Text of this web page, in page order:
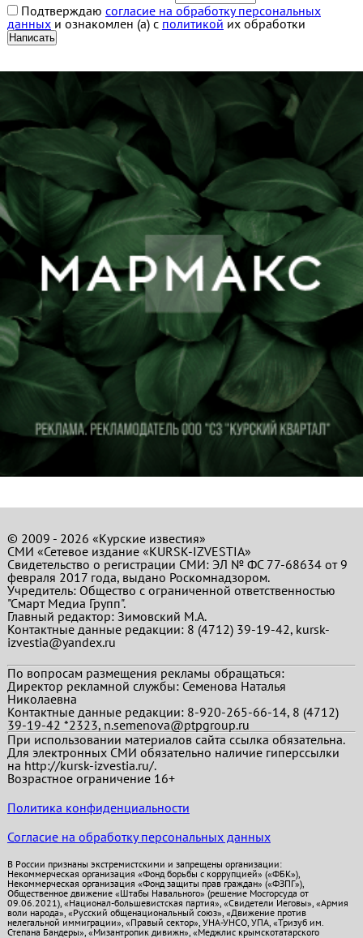
Подтверждаю согласие на обработку персональных
данныхи ознакомлен (а) с политикой их обработки
© 2009 - 2026 «Курские известия»
СМИ «Сетевое издание «KURSK-IZVESTIA»
Свидетельство о регистрации СМИ: ЭЛ № ФС 77-68634 от 9
февраля 2017 года, выдано Роскомнадзором.
Учредитель: Общество с ограниченной ответственностью
"Смарт Медиа Групп".
Главный редактор:Зимовский М.А.
Контактные данные редакции: 8 (4712) 39-19-42, kursk-
izvestia@yandex.ru
По вопросам размещения рекламы обращаться:
Директор рекламной службы: Семенова Наталья
Николаевна
Контактные данные редакции: 8-920-265-66-14, 8 (4712)
39-19-42 *2323, n.semenova@ptpgroup.ru
При использовании материалов сайта ссылка обязательна.
Для электронных СМИ обязательно наличие гиперссылки
на http://kursk-izvestia.ru/.
Возрастное ограничение 16+
Политика конфиденциальности
Согласие на обработку персональных данных
В России признаны экстремистскими и запрещены организации:
Некоммерческая организация «Фонд борьбы с коррупцией» («ФБК»),
Некоммерческая организация «Фонд защиты прав граждан» («ФЗПГ»),
Общественное движение «Штабы Навального» (решение Мосгорсуда от
09.06.2021), «Национал-большевистская партия», «Свидетели Иеговы», «Армия
воли народа», «Русский общенациональный союз», «Движение против
нелегальной иммиграции», «Правый сектор», УНА-УНСО, УПА, «Тризуб им.
Степана Бандеры», «Мизантропик дивижн», «Меджлис крымскотатарского